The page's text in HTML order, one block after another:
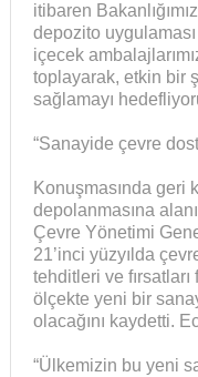
itibaren
depozito
içecek
toplayarak, etkin bir
sağlamayı
“Sanayide çevre
Konuşmasında geri
depolanmasına
Çevre Yönetimi
21’inci yüzyılda
tehditleri ve
ölçekte yeni bir
olacağını kaydetti.
“Ülkemizin bu yeni